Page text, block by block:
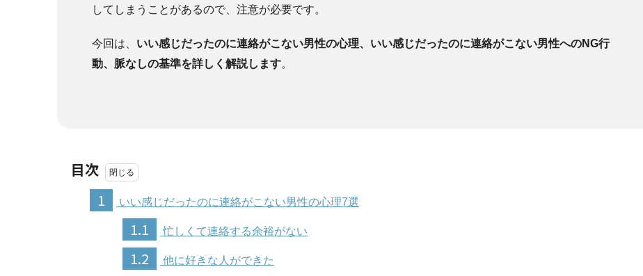
してしまうことがあるので、注意が必要です。
今回は、 いい感じだったのに連絡がこない男性の心理、いい感じだったのに連絡がこない男性へのNG行
動、脈なしの基準を詳しく解説します。
目次
1
いい感じだったのに連絡がこない男性の心理7選
1.1 忙しくて連絡する余裕がない
1.2 他に好きな人ができた